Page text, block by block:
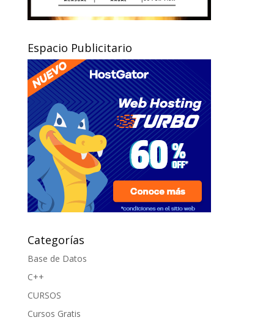
Espacio Publicitario
Categorías
Base de Datos
C++
CURSOS
Cursos Gratis